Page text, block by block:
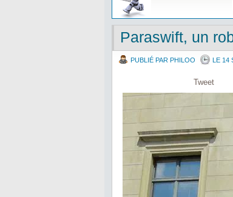
Paraswift, un
PUBLIÉ PAR PHILOO LE 14
Tweet